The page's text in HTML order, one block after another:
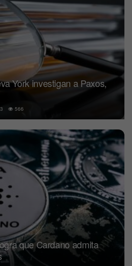
York investigan a Paxos,
566
que Cardano admita